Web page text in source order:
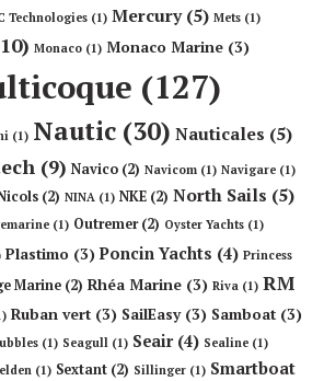
Technologies (1) Mercury(5) Mets (1)
Monaco (1) Monaco Marine (3)
(127)
(1) Nautic (30) Nauticales (5)
(9) Navico (2) Navicom (1) Navigare (1)
(2) NINA (1) NKE (2) North Sails (5)
(1) Outremer(2) Oyster Yachts (1)
Plastimo (3) Poncin Yachts (4) Princess
Marine (2) Rhéa Marine (3) Riva (1) RM
Ruban vert (3) SailEasy(3) Samboat (3)
(1) Seagull (1) Seair(4) Sealine (1)
(1) Sextant (2) Sillinger (1) Smartboat